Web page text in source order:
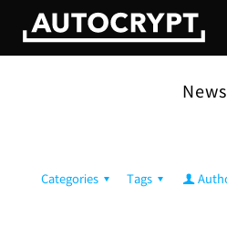
News
Categories Tags